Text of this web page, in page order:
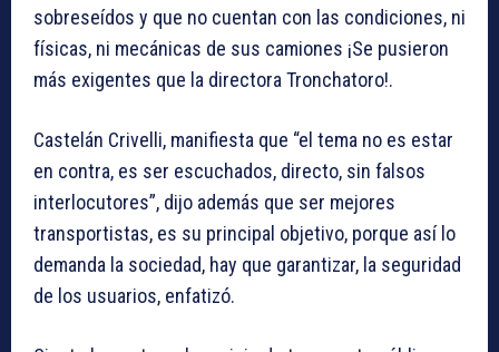
sobreseídos y que no cuentan con las condiciones, ni
físicas, ni mecánicas de sus camiones ¡Se pusieron
más exigentes que la directora Tronchatoro!.
Castelán Crivelli, manifiesta que “el tema no es estar
en contra, es ser escuchados, directo, sin falsos
interlocutores”, dijo además que ser mejores
transportistas, es su principal objetivo, porque así lo
demanda la sociedad, hay que garantizar, la seguridad
de los usuarios, enfatizó.